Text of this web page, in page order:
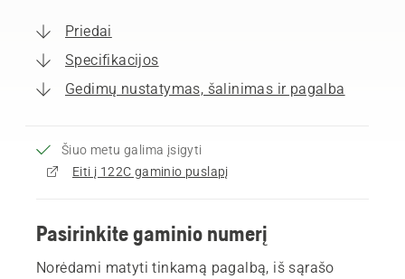
Priedai
Specifikacijos
Gedimų nustatymas, šalinimas ir pagalba
Šiuo metu galima įsigyti
Eiti į 122C gaminio puslapį
Pasirinkite gaminio numerį
Norėdami matyti tinkamą pagalbą, iš sąrašo